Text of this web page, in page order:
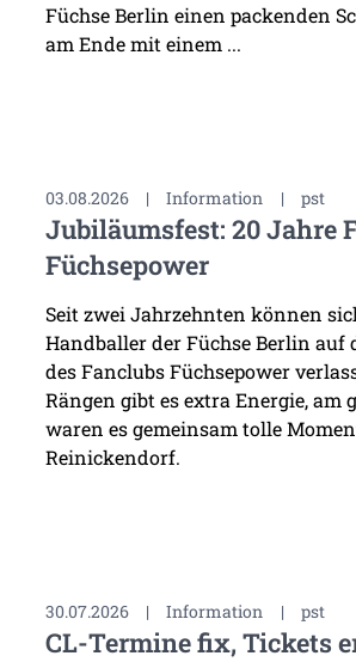
Füchse Berlin einen packenden
am Ende mit einem ...
03.08.2026 | Information | pst
Jubiläumsfest: 20 Jahre
Füchsepower
Seit zwei Jahrzehnten können
Handballer der Füchse Berlin auf
des Fanclubs Füchsepower
Rängen gibt es extra Energie, am
waren es gemeinsam tolle
Reinickendorf.
30.07.2026 | Information | pst
CL-Termine fix, Tickets